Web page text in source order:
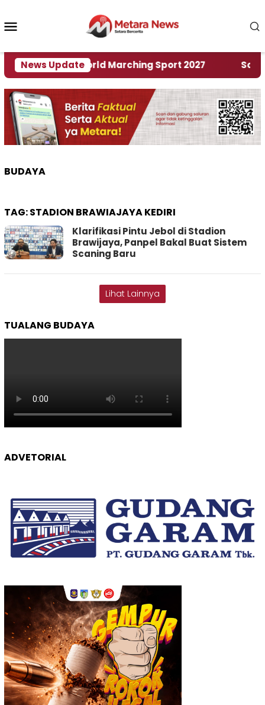
konten
News Update
Rumah World Marching Sport 2027 ‎Soal
BUDAYA
TAG:STADION BRAWIAJAYA KEDIRI
Klarifikasi Pintu Jebol di Stadion
Brawijaya, Panpel Bakal Buat Sistem
Scaning Baru
Lihat Lainnya
TUALANG BUDAYA
ADVETORIAL